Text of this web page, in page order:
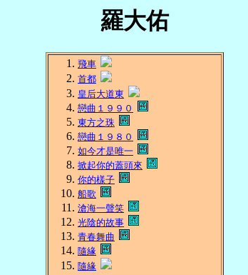
羅大佑
飛車
首都
皇后大道東
戀曲１９９０
東方之珠
戀曲１９８０
如今才是唯一
掀起你的蓋頭來
你的樣子
船歌
滄海一聲笑
光陰的故事
青春舞曲
隨緣
隨緣